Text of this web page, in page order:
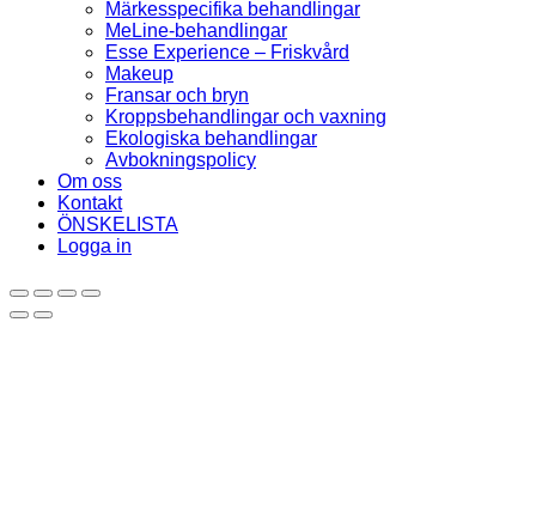
Märkesspecifika behandlingar
MeLine-behandlingar
Esse Experience – Friskvård
Makeup
Fransar och bryn
Kroppsbehandlingar och vaxning
Ekologiska behandlingar
Avbokningspolicy
Om oss
Kontakt
ÖNSKELISTA
Logga in